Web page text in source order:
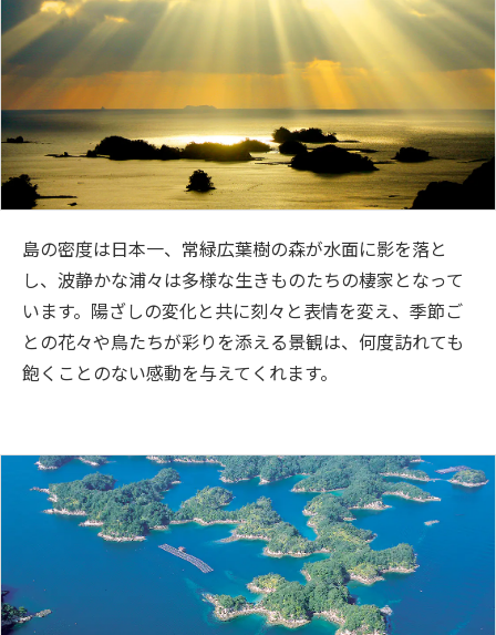
島の密度は日本一、常緑広葉樹の森が水面に影を落と
し、波静かな浦々は多様な生きものたちの棲家となって
います。陽ざしの変化と共に刻々と表情を変え、季節ご
との花々や鳥たちが彩りを添える景観は、何度訪れても
飽くことのない感動を与えてくれます。